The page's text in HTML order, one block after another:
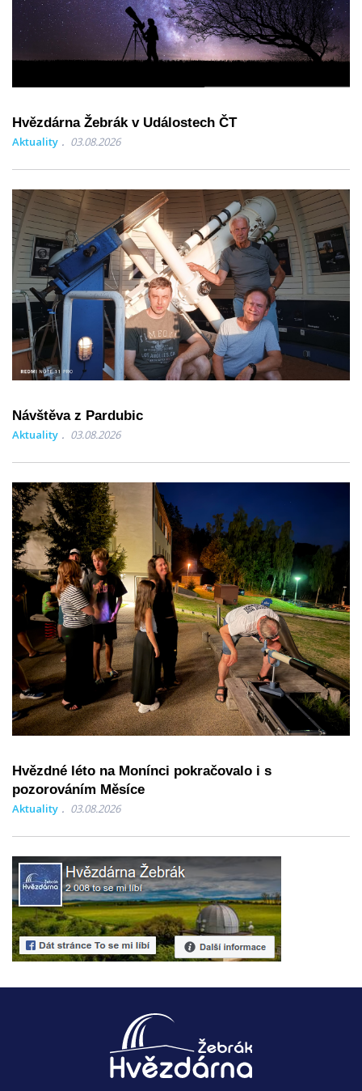
Hvězdárna Žebrák v Událostech ČT
Aktuality 03.08.2026
Návštěva z Pardubic
Aktuality 03.08.2026
Hvězdné léto na Monínci pokračovalo i s
pozorováním Měsíce
Aktuality 03.08.2026